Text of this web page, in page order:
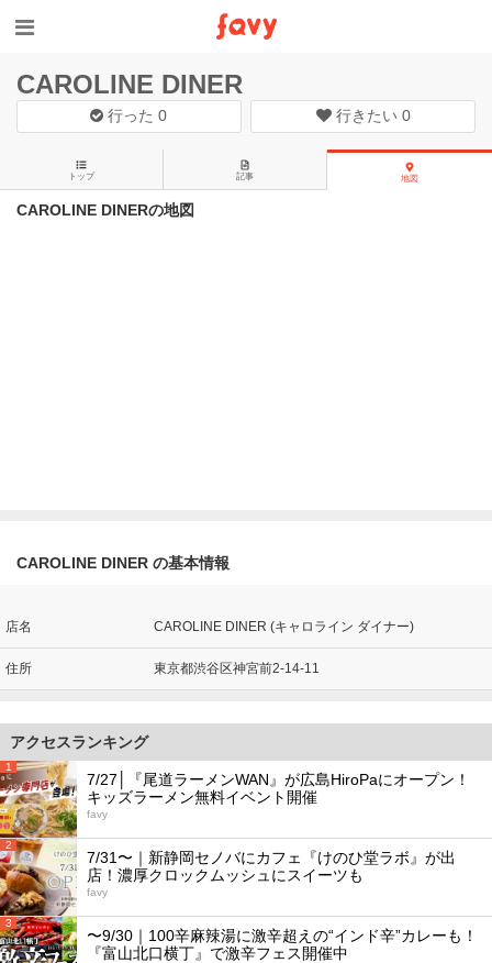
CAROLINE DINER
行った0 行きたい 0
トップ 記事 地図
CAROLINE DINERの地図
CAROLINE DINER の基本情報
店名 CAROLINE DINER (キャロライン ダイナー)
住所 東京都渋谷区神宮前2-14-11
アクセスランキング
1
7/27│『尾道ラーメンWAN』が広島HiroPaにオープン！
キッズラーメン無料イベント開催
favy
2
7/31〜｜新静岡セノバにカフェ『けのひ堂ラボ』が出
店！濃厚クロックムッシュにスイーツも
favy
3
〜9/30｜100辛麻辣湯に激辛超えの“インド辛”カレーも！
『富山北口横丁』で激辛フェス開催中